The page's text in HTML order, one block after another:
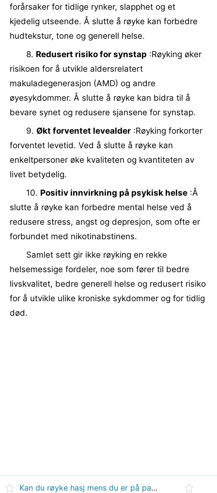
forårsaker for tidlige rynker, slapphet og et
kjedelig utseende. Å slutte å røyke kan forbedre
hudtekstur, tone og generell helse.
8. Redusert risiko for synstap :Røyking øker
risikoen for å utvikle aldersrelatert
makuladegenerasjon (AMD) og andre
øyesykdommer. Å slutte å røyke kan bidra til å
bevare synet og redusere sjansene for synstap.
9. Økt forventet levealder :Røyking forkorter
forventet levetid. Ved å slutte å røyke kan
enkeltpersoner øke kvaliteten og kvantiteten av
livet betydelig.
10. Positiv innvirkning på psykisk helse :Å
slutte å røyke kan forbedre mental helse ved å
redusere stress, angst og depresjon, som ofte er
forbundet med nikotinabstinens.
Samlet sett gir ikke røyking en rekke
helsemessige fordeler, noe som fører til bedre
livskvalitet, bedre generell helse og redusert risiko
for å utvikle ulike kroniske sykdommer og for tidlig
død.
Kan du røyke hasj mens du er på pamprin?